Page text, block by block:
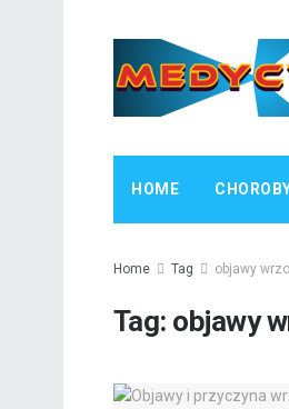
HOME
Home Tag objawy
Tag: objawy